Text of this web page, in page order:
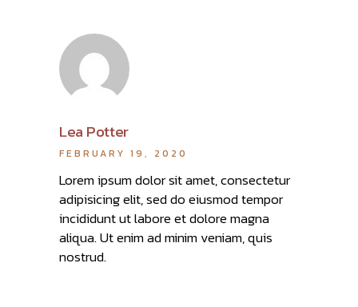
Lea Potter
FEBRUARY 19, 2020
Lorem ipsum dolor sit amet, consectetur
adipisicing elit, sed do eiusmod tempor
incididunt ut labore et dolore magna
aliqua. Ut enim ad minim veniam, quis
nostrud.